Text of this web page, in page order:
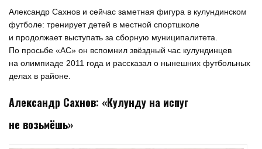
Александр Сахнов и сейчас заметная фигура в кулундинском
футболе: тренирует детей в местной спортшколе
и продолжает выступать за сборную муниципалитета.
По просьбе «АС» он вспомнил звёздный час кулундинцев
на олимпиаде 2011 года и рассказал о нынешних футбольных
делах в районе.
Александр Сахнов: «Кулунду на испуг
не возьмёшь»